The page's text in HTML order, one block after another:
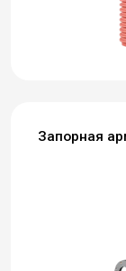
Запорная